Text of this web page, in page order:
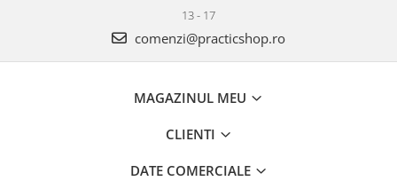
13 - 17
comenzi@practicshop.ro
MAGAZINUL MEU
CLIENTI
DATE COMERCIALE